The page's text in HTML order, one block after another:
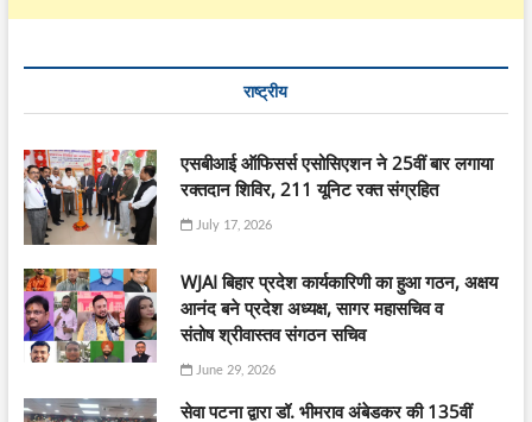
राष्ट्रीय
एसबीआई ऑफिसर्स एसोसिएशन ने 25वीं बार लगाया
रक्तदान शिविर, 211 यूनिट रक्त संग्रहित
July 17, 2026
WJAI बिहार प्रदेश कार्यकारिणी का हुआ गठन, अक्षय
आनंद बने प्रदेश अध्यक्ष, सागर महासचिव व
संतोष श्रीवास्तव संगठन सचिव
June 29, 2026
सेवा पटना द्वारा डॉ. भीमराव अंबेडकर की 135वीं